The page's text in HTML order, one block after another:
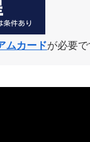
ムカードが必要